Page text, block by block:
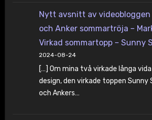
Nytt avsnitt av videobloggen
och Anker sommartröja –
Virkad sommartopp – Sunny
2024-08-24
[…] Om mina två virkade långa
design, den virkade toppen Sunny
och Ankers…